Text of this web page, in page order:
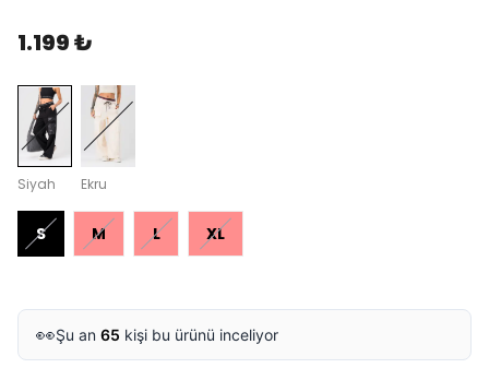
1.199 ₺
Siyah Ekru
S M L XL
👀Şu an 65 kişi bu ürünü inceliyor